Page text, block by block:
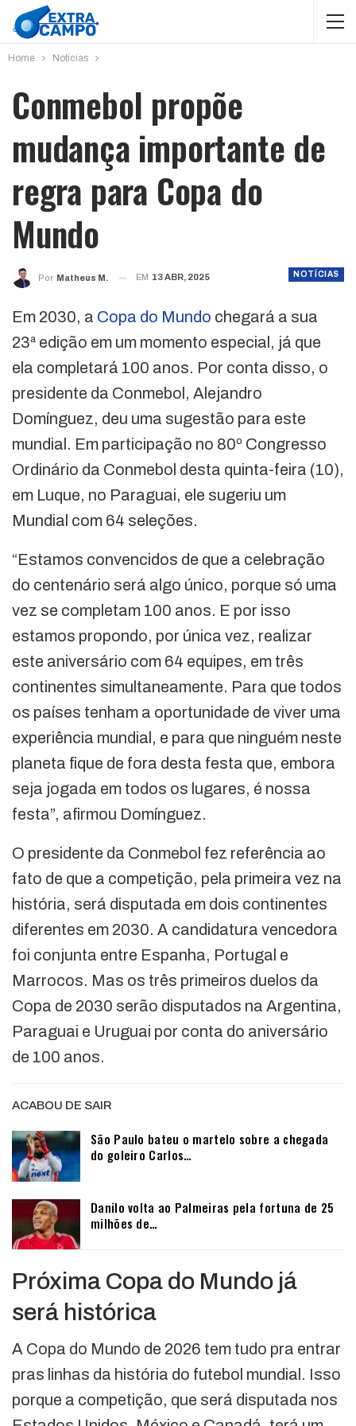
Home Notícias
Conmebol propõe
mudança importante de
regra para Copa do
Mundo
NOTÍCIAS
Por Matheus M. EM 13 ABR, 2025
Em 2030, a Copa do Mundo chegará a sua
23ª edição em um momento especial, já que
ela completará 100 anos. Por conta disso, o
presidente da Conmebol, Alejandro
Domínguez, deu uma sugestão para este
mundial. Em participação no 80º Congresso
Ordinário da Conmebol desta quinta-feira (10),
em Luque, no Paraguai, ele sugeriu um
Mundial com 64 seleções.
“Estamos convencidos de que a celebração
do centenário será algo único, porque só uma
vez se completam 100 anos. E por isso
estamos propondo, por única vez, realizar
este aniversário com 64 equipes, em três
continentes simultaneamente. Para que todos
os países tenham a oportunidade de viver uma
experiência mundial, e para que ninguém neste
planeta fique de fora desta festa que, embora
seja jogada em todos os lugares, é nossa
festa”, afirmou Domínguez.
O presidente da Conmebol fez referência ao
fato de que a competição, pela primeira vez na
história, será disputada em dois continentes
diferentes em 2030. A candidatura vencedora
foi conjunta entre Espanha, Portugal e
Marrocos. Mas os três primeiros duelos da
Copa de 2030 serão disputados na Argentina,
Paraguai e Uruguai por conta do aniversário
de 100 anos.
ACABOU DE SAIR
São Paulo bateu o martelo sobre a chegada
do goleiro Carlos…
Danilo volta ao Palmeiras pela fortuna de 25
milhões de…
Próxima Copa do Mundo já
será histórica
A Copa do Mundo de 2026 tem tudo pra entrar
pras linhas da história do futebol mundial. Isso
porque a competição, que será disputada nos